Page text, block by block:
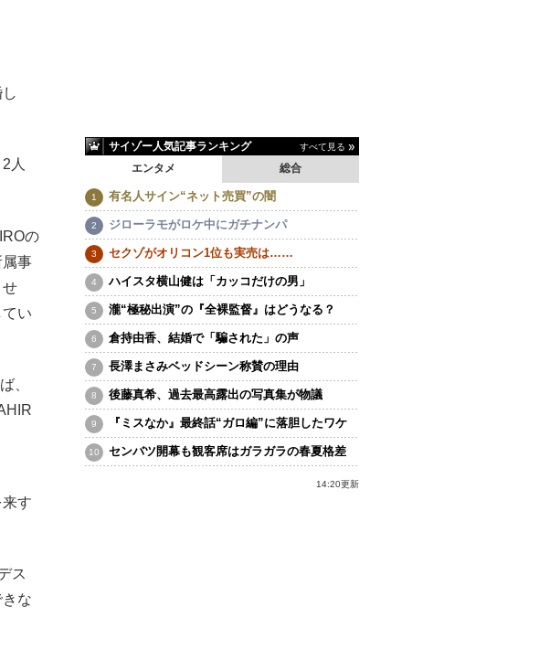
人
の
事
せ
い
、
す
ス
な
サイゾー人気記事ランキング すべて見る
エンタメ 総合
有名人サイン“ネット売買”の闇
ジローラモがロケ中にガチナンパ
セクゾがオリコン1位も実売は……
ハイスタ横山健は「カッコだけの男」
瀧“極秘出演”の『全裸監督』はどうなる？
倉持由香、結婚で「騙された」の声
長澤まさみベッドシーン称賛の理由
後藤真希、過去最高露出の写真集が物議
『ミスなか』最終話“ガロ編”に落胆したワケ
センバツ開幕も観客席はガラガラの春夏格差
14:20更新